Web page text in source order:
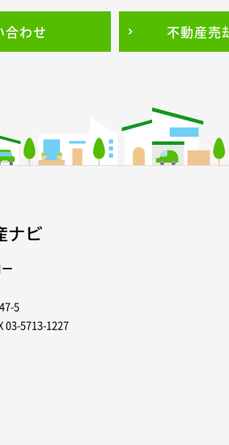
合わせ 不動産売
5
03-5713-1227